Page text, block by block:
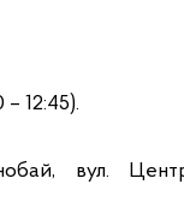
12:45).
вул.